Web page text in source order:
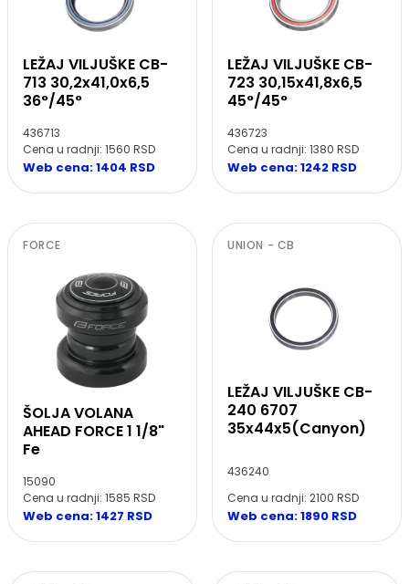
LEŽAJ VILJUŠKE CB-
713 30,2x41,0x6,5
36°/45°
436713
Cena u radnji: 1560 RSD
Web cena: 1404 RSD
LEŽAJ VILJUŠKE CB-
723 30,15x41,8x6,5
45°/45°
436723
Cena u radnji: 1380 RSD
Web cena: 1242 RSD
FORCE
ŠOLJA VOLANA
AHEAD FORCE 1 1/8"
Fe
15090
Cena u radnji: 1585 RSD
Web cena: 1427 RSD
UNION - CB
LEŽAJ VILJUŠKE CB-
240 6707
35x44x5(Canyon)
436240
Cena u radnji: 2100 RSD
Web cena: 1890 RSD